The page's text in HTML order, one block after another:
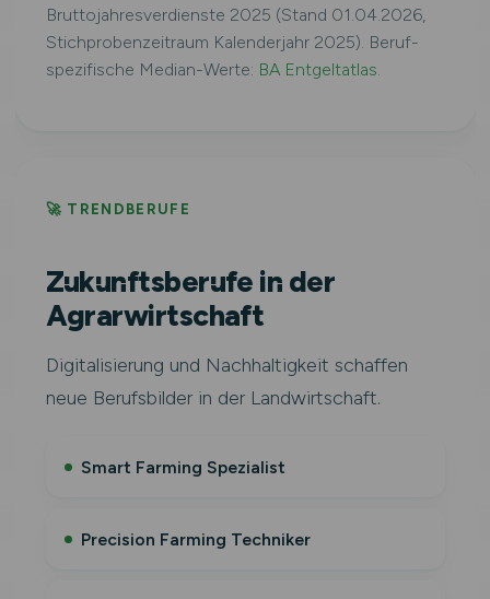
Bruttojahresverdienste 2025 (Stand 01.04.2026,
Stichprobenzeitraum Kalenderjahr 2025). Beruf-
spezifische Median-Werte: BA Entgeltatlas.
🚀 TRENDBERUFE
Zukunftsberufe in der
Agrarwirtschaft
Digitalisierung und Nachhaltigkeit schaffen
neue Berufsbilder in der Landwirtschaft.
Smart Farming Spezialist
Precision Farming Techniker